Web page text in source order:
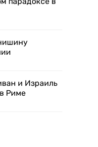
и Израиль
Риме